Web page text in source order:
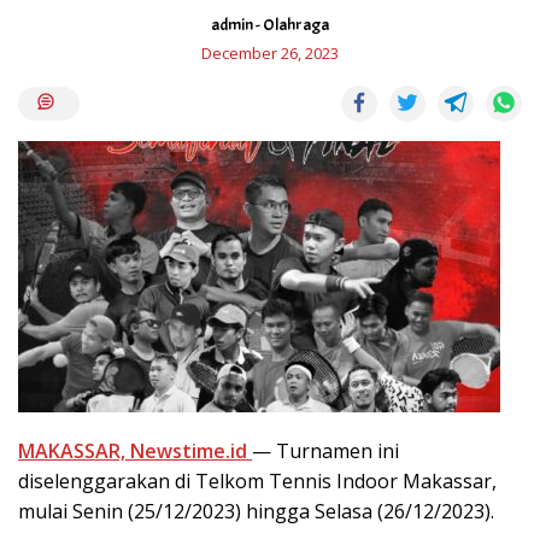
admin-Olahraga
December 26, 2023
MAKASSAR, Newstime.id — Turnamen ini
diselenggarakan di Telkom Tennis Indoor Makassar,
mulai Senin (25/12/2023) hingga Selasa (26/12/2023).